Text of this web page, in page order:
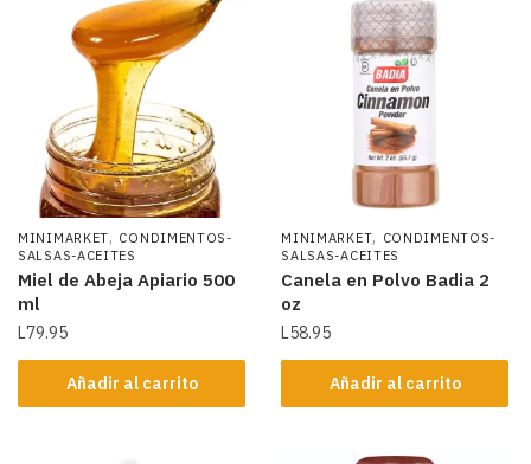
MINIMARKET, CONDIMENTOS-
SALSAS-ACEITES
Miel de Abeja Apiario 500
ml
L79.95
Añadir al carrito
MINIMARKET, CONDIMENTOS-
SALSAS-ACEITES
Canela en Polvo Badia 2
oz
L58.95
Añadir al carrito